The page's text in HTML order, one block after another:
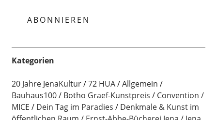
Kategorien
20 Jahre JenaKultur 72 HUA
Allgemein
Bauhaus100
Botho Graef-Kunstpreis
Convention /
MICE
Dein Tag im Paradies
Denkmale & Kunst im